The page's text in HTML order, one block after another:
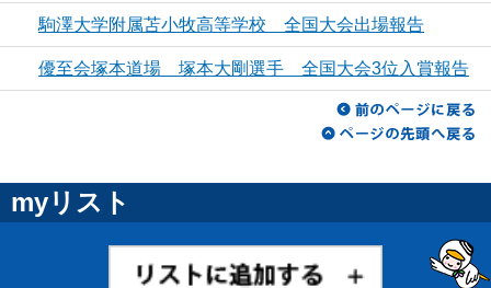
駒澤大学附属苫小牧高等学校 全国大会出場報告
優至会塚本道場 塚本大剛選手 全国大会3位入賞報告
myリスト